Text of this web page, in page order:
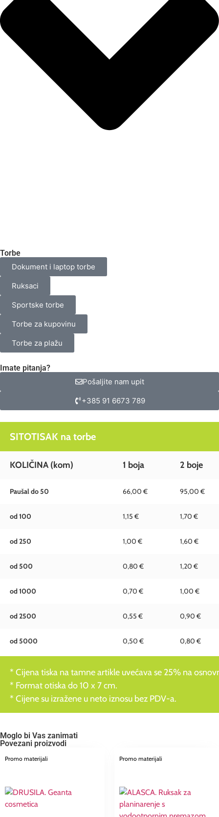
Torbe
Dokument i laptop torbe
Ruksaci
Sportske torbe
Torbe za kupovinu
Torbe za plažu
Imate pitanja?
Pošaljite nam upit
+385 91 6673 789
SITOTISAK na torbe
KOLIČINA (kom) 1 boja 2 boje
Paušal do 50 66,00 € 95,00 €
od 100 1,15 € 1,70 €
od 250 1,00 € 1,60 €
od 500 0,80 € 1,20 €
od 1000 0,70 € 1,00 €
od 2500 0,55 € 0,90 €
od 5000 0,50 € 0,80 €
* Cijena tiska na tamne artikle uvećava se 25% na
* Format otiska do 10 x 7 cm.
* Cijene su izražene u neto iznosu bez PDV-a.
Moglo bi Vas zanimati
Povezani proizvodi
Promo materijali Promo materijali